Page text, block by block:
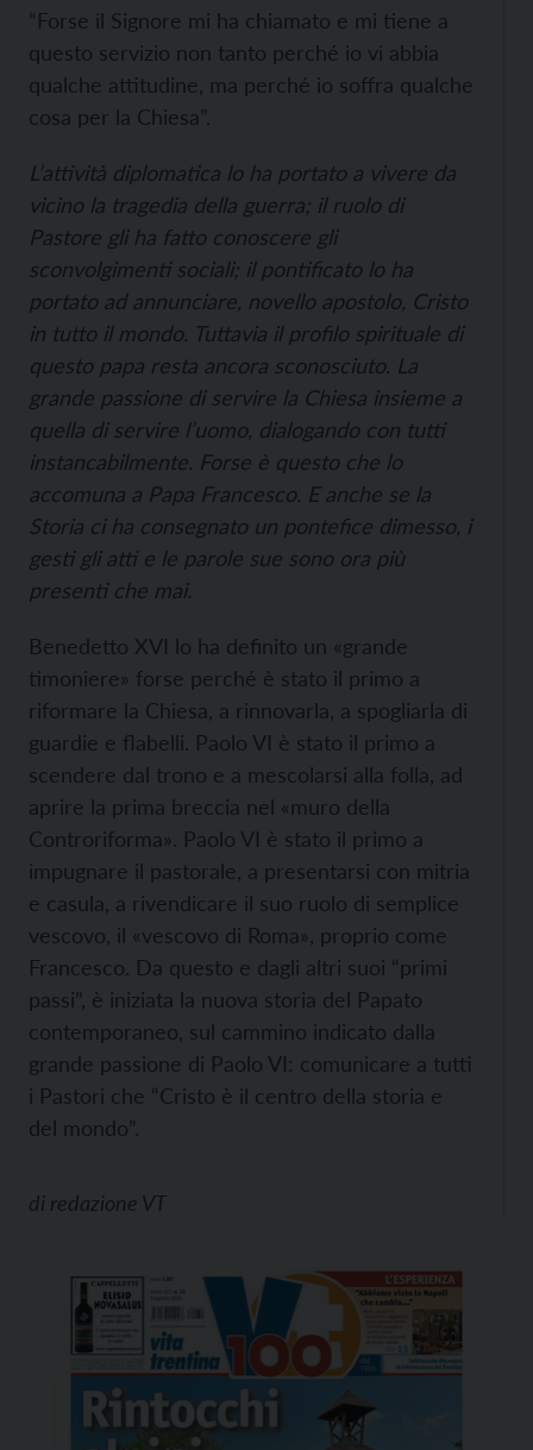
“Forse il Signore mi ha chiamato e mi tiene a
questo servizio non tanto perché io vi abbia
qualche attitudine, ma perché io soffra qualche
cosa per la Chiesa”.
L’attività diplomatica lo ha portato a vivere da
vicino la tragedia della guerra; il ruolo di
Pastore gli ha fatto conoscere gli
sconvolgimenti sociali; il pontificato lo ha
portato ad annunciare, novello apostolo, Cristo
in tutto il mondo. Tuttavia il profilo spirituale di
questo papa resta ancora sconosciuto. La
grande passione di servire la Chiesa insieme a
quella di servire l’uomo, dialogando con tutti
instancabilmente. Forse è questo che lo
accomuna a Papa Francesco. E anche se la
Storia ci ha consegnato un pontefice dimesso, i
gesti gli atti e le parole sue sono ora più
presenti che mai.
Benedetto XVI lo ha definito un «grande
timoniere» forse perché è stato il primo a
riformare la Chiesa, a rinnovarla, a spogliarla di
guardie e flabelli. Paolo VI è stato il primo a
scendere dal trono e a mescolarsi alla folla, ad
aprire la prima breccia nel «muro della
Controriforma». Paolo VI è stato il primo a
impugnare il pastorale, a presentarsi con mitria
e casula, a rivendicare il suo ruolo di semplice
vescovo, il «vescovo di Roma», proprio come
Francesco. Da questo e dagli altri suoi “primi
passi”, è iniziata la nuova storia del Papato
contemporaneo, sul cammino indicato dalla
grande passione di Paolo VI: comunicare a tutti
i Pastori che “Cristo è il centro della storia e
del mondo”.
di redazione VT